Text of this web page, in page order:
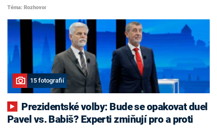
Téma: Rozhovor
15 fotografií
Pavel vs. Babiš? Experti zmiňují pro a proti